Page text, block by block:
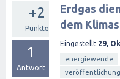
+2
Punkte
1
Antwort
Erdgas
dem
Eingestellt 29,
energiewende
veröffentlichung